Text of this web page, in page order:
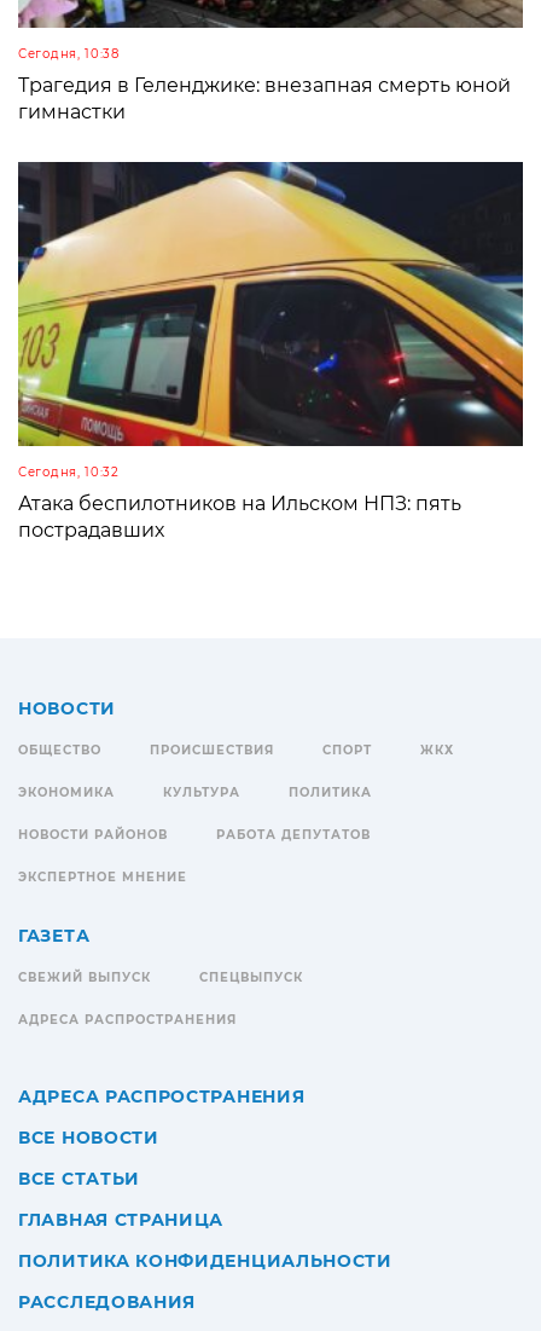
Сегодня, 10:38
Трагедия в Геленджике: внезапная смерть юной
гимнастки
Сегодня, 10:32
Атака беспилотников на Ильском НПЗ: пять
пострадавших
НОВОСТИ
ОБЩЕСТВО ПРОИСШЕСТВИЯ СПОРТ ЖКХ
ЭКОНОМИКА КУЛЬТУРА ПОЛИТИКА
НОВОСТИ РАЙОНОВ РАБОТА ДЕПУТАТОВ
ЭКСПЕРТНОЕ МНЕНИЕ
ГАЗЕТА
СВЕЖИЙ ВЫПУСК СПЕЦВЫПУСК
АДРЕСА РАСПРОСТРАНЕНИЯ
АДРЕСА РАСПРОСТРАНЕНИЯ
ВСЕ НОВОСТИ
ВСЕ СТАТЬИ
ГЛАВНАЯ СТРАНИЦА
ПОЛИТИКА КОНФИДЕНЦИАЛЬНОСТИ
РАССЛЕДОВАНИЯ